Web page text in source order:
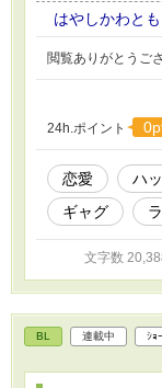
はやしかわとも
閲覧ありがとうご
24h.ポイント
恋愛 ハ
ギャグ
文字数
BL 連載中 ｼｮ